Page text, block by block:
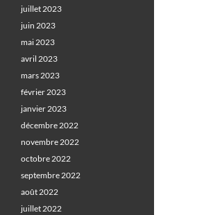
juillet 2023
juin 2023
mai 2023
avril 2023
mars 2023
février 2023
janvier 2023
décembre 2022
novembre 2022
octobre 2022
septembre 2022
août 2022
juillet 2022